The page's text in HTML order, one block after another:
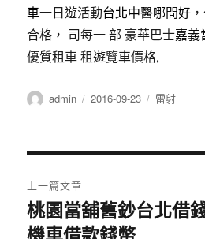
車一日遊活動台北中醫哪間好
合格， 司每一 部 豪華巴士嘉義
優質租車 租遊覽車價格,
作
admin
發
2016-09-23
分
雷射
章
上一篇文章
上
一
桃園當舖舊鈔台北借